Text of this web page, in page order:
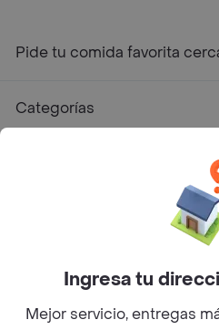
Pide tu comida favorita
Categorías
©2026Rappi Inc.
Ingresa tu
Mejor servicio, entregas